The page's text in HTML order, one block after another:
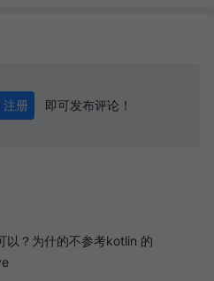
注册 即可发布评论！
以？为什的不参考kotlin 的